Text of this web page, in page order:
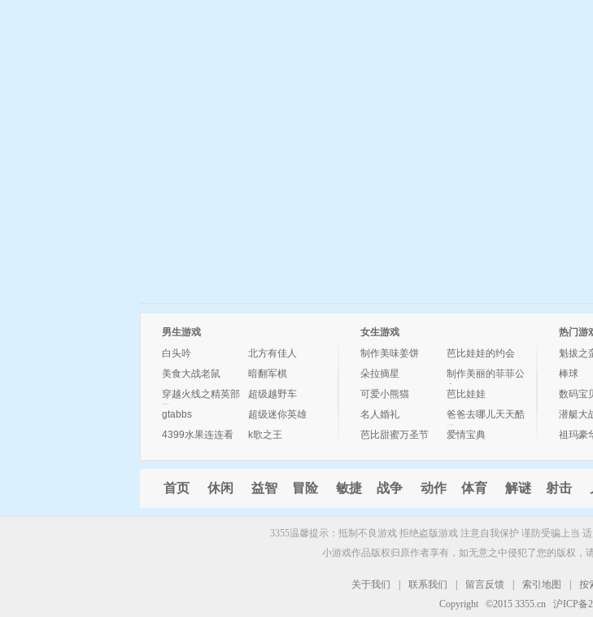
男生游戏
白头吟
北方有佳人
美食大战老鼠
暗翻军棋
穿越火线之精英部
队
超级越野车
gtabbs
超级迷你英雄
4399水果连连看
k歌之王
女生游戏
制作美味姜饼
芭比娃娃的约会
朵拉摘星
制作美丽的菲菲公
主
可爱小熊猫
芭比娃娃
名人婚礼
爸爸去哪儿天天酷
跑
芭比甜蜜万圣节 爱情宝典
热门游
魁拔之
棒球
数码宝
潜艇大
祖玛豪
首页 休闲 益智 冒险 敏捷 战争 动作 体育 解谜 射击
3355温馨提示：抵制不良游戏 拒绝盗版游戏 注意自我保护 谨防受骗上当
小游戏作品版权归原作者享有，如无意之中侵犯了您的版权，
关于我们 联系我们 留言反馈 索引地图 按
Copyright ©2015 3355.cn 沪ICP备